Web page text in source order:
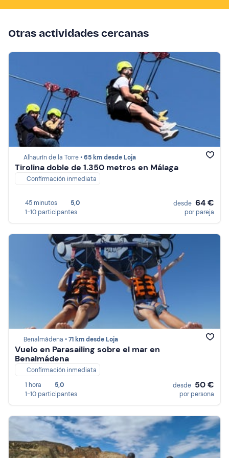
Otras actividades cercanas
Alhaurín de la Torre •65 km desde Loja
Tirolina doble de 1.350 metros en Málaga
Confirmación inmediata
45 minutos
5,0
1-10 participantes
desde 64 €
por pareja
Benalmádena •71 km desde Loja
Vuelo en Parasailing sobre el mar en
Benalmádena
Confirmación inmediata
1 hora
5,0
1-10 participantes
desde 50 €
por persona